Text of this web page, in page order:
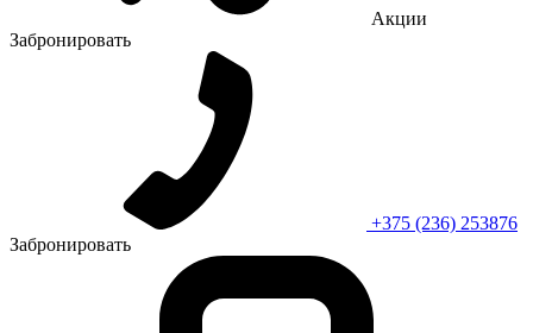
Акции
Забронировать
+375 (236) 253876
Забронировать